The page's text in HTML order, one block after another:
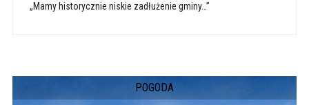
„Mamy historycznie niskie zadłużenie gminy…”
POGODA